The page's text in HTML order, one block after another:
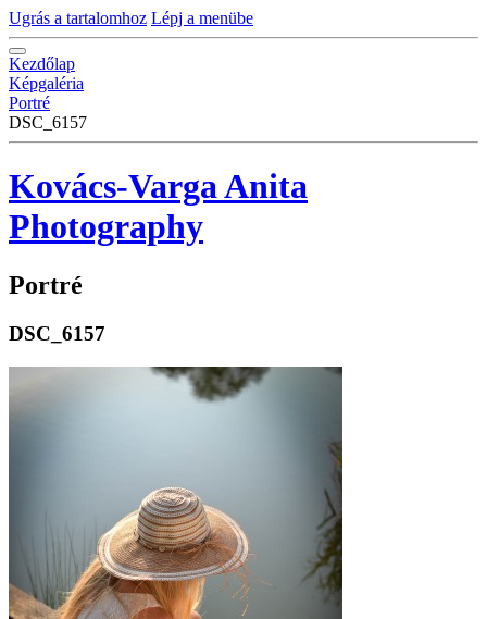
Ugrás a tartalomhoz Lépj a menübe
Kezdőlap
Képgaléria
Portré
DSC_6157
Kovács-Varga Anita
Photography
Portré
DSC_6157